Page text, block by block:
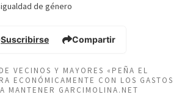
de género
Suscribirse Compartir
VECINOS Y MAYORES «PEÑA EL
ECONÓMICAMENTE CON LOS GASTOS
MANTENER GARCIMOLINA.NET